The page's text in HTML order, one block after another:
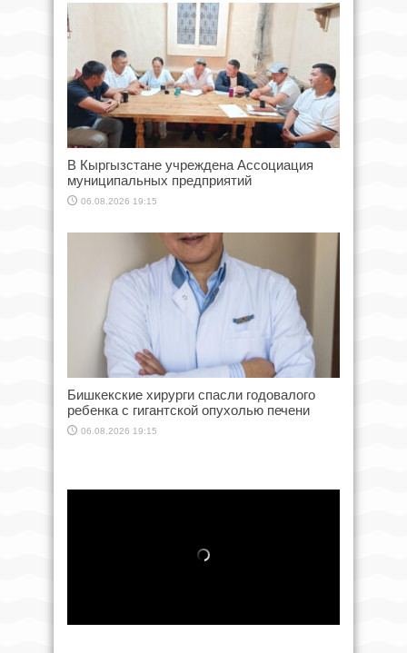
В Кыргызстане учреждена Ассоциация
муниципальных предприятий
06.08.2026 19:15
Бишкекские хирурги спасли годовалого
ребенка с гигантской опухолью печени
06.08.2026 19:15